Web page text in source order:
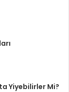
Yiyebilirler Mi?